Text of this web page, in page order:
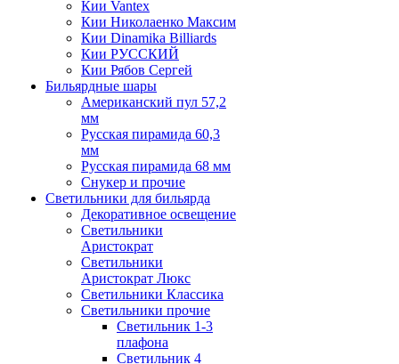
Кии Vantex
Кии Николаенко Максим
Кии Dinamika Billiards
Кии РУССКИЙ
Кии Рябов Сергей
Бильярдные шары
Американский пул 57,2
мм
Русская пирамида 60,3
мм
Русская пирамида 68 мм
Снукер и прочие
Светильники для бильярда
Декоративное освещение
Светильники
Аристократ
Светильники
Аристократ Люкс
Светильники Классика
Светильники прочие
Светильник 1-3
плафона
Светильник 4